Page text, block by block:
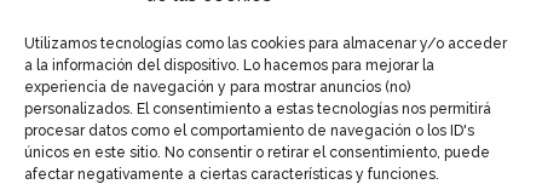
Utilizamos tecnologías como las cookies para almacenar y/o acceder
a la información del dispositivo. Lo hacemos para mejorar la
experiencia de navegación y para mostrar anuncios (no)
personalizados. El consentimiento a estas tecnologías nos permitirá
procesar datos como el comportamiento de navegación o los ID's
únicos en este sitio. No consentir o retirar el consentimiento, puede
afectar negativamente a ciertas características y funciones.
Este es un actor,modelo y cantante sur coreano,
nacido el 1 de mayo de 1983. Comenzó su carrera
como actor en ella año 2006 con Baskin Robbins 31,
lo eximieron del servicio militar por sus